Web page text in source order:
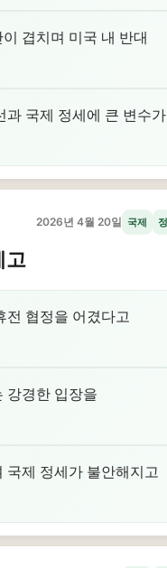
겹치며 미국 내 반대
과 국제 정세에 큰 변수가
2026년 4월 20일 국제
고
전 협정을 어겼다고
강경한 입장을
국제 정세가 불안해지고